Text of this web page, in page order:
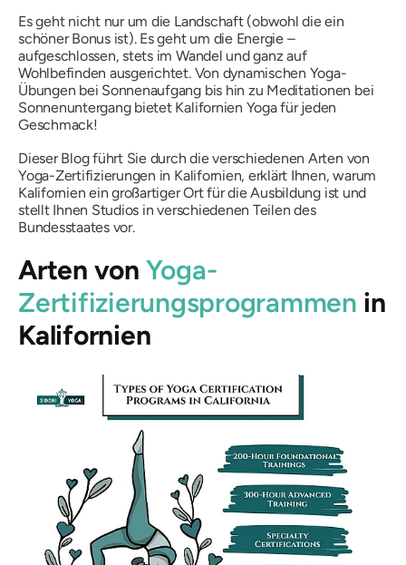
Es geht nicht nur um die Landschaft (obwohl die ein
schöner Bonus ist). Es geht um die Energie –
aufgeschlossen, stets im Wandel und ganz auf
Wohlbefinden ausgerichtet. Von dynamischen Yoga-
Übungen bei Sonnenaufgang bis hin zu Meditationen bei
Sonnenuntergang bietet Kalifornien Yoga für jeden
Geschmack!
Dieser Blog führt Sie durch die verschiedenen Arten von
Yoga-Zertifizierungen in Kalifornien, erklärt Ihnen, warum
Kalifornien ein großartiger Ort für die Ausbildung ist und
stellt Ihnen Studios in verschiedenen Teilen des
Bundesstaates vor.
Arten von Yoga-
Zertifizierungsprogrammen in
Kalifornien